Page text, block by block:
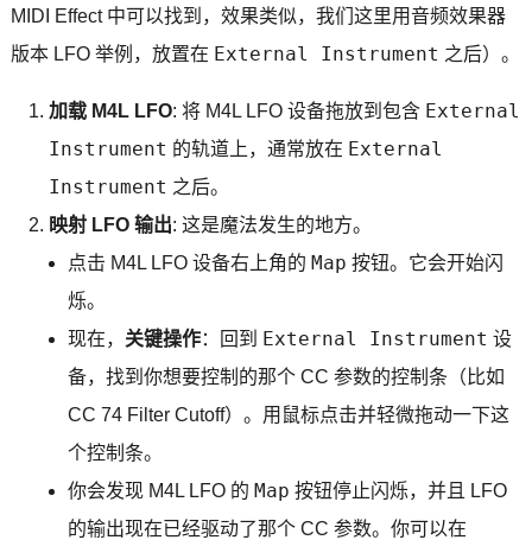
MIDI Effect 中可以找到，效果类似，我们这里用音频效果器
版本 LFO 举例，放置在 External Instrument 之后）。
加载 M4L LFO: 将 M4L LFO 设备拖放到包含 External
Instrument 的轨道上，通常放在 External
Instrument 之后。
映射 LFO 输出: 这是魔法发生的地方。
点击 M4L LFO 设备右上角的 Map 按钮。它会开始闪
烁。
现在， 关键操作：回到 External Instrument 设
备，找到你想要控制的那个 CC 参数的控制条（比如
CC 74 Filter Cutoff）。用鼠标点击并轻微拖动一下这
个控制条。
你会发现 M4L LFO 的 Map 按钮停止闪烁，并且 LFO
的输出现在已经驱动了那个 CC 参数。你可以在